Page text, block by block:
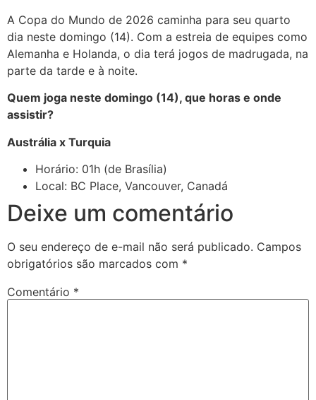
A Copa do Mundo de 2026 caminha para seu quarto
dia neste domingo (14). Com a estreia de equipes como
Alemanha e Holanda, o dia terá jogos de madrugada, na
parte da tarde e à noite.
Quem joga neste domingo (14), que horas e onde
assistir?
Austrália x Turquia
Horário: 01h (de Brasília)
Local: BC Place, Vancouver, Canadá
Deixe um comentário
O seu endereço de e-mail não será publicado. Campos
obrigatórios são marcados com *
Comentário *